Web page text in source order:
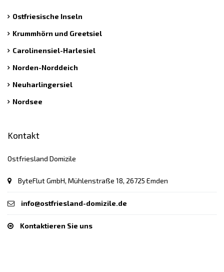
Ostfriesische Inseln
Krummhörn und Greetsiel
Carolinensiel-Harlesiel
Norden-Norddeich
Neuharlingersiel
Nordsee
Kontakt
Ostfriesland Domizile
ByteFlut GmbH, Mühlenstraße 18, 26725 Emden
info@ostfriesland-domizile.de
Kontaktieren Sie uns